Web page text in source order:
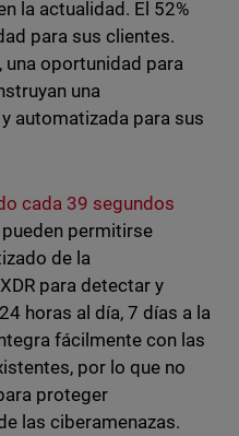
la actualidad. El 52%
para sus clientes.
una oportunidad para
una
automatizada para sus
cada 39 segundos
permitirse
de la
para detectar y
horas al día, 7 días a la
fácilmente con las
por lo que no
proteger
las ciberamenazas.